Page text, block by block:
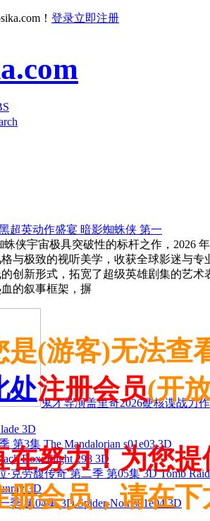
！ 登录立即注册
超英动作盛宴 暗影蜘蛛侠 第一
蛛侠宇宙极具突破性的标杆之作，2026
与极致的视听美学，收获全球影迷与
创新形式，拓宽了超级英雄剧集的艺
的叙事框架，摒
鬼才导演盖里奇2026硬核谍战力
3D
第3集 The Mandalorian s01e03 3D
Box: Flight 298 3D
克劳馥传奇 第二季 第05集 3D Tomb
3D
季 第04集 3D Spider-Noir s01e04 3D
是(游客)无法查
处注册会员(开
在努力！为您
册会员，请在